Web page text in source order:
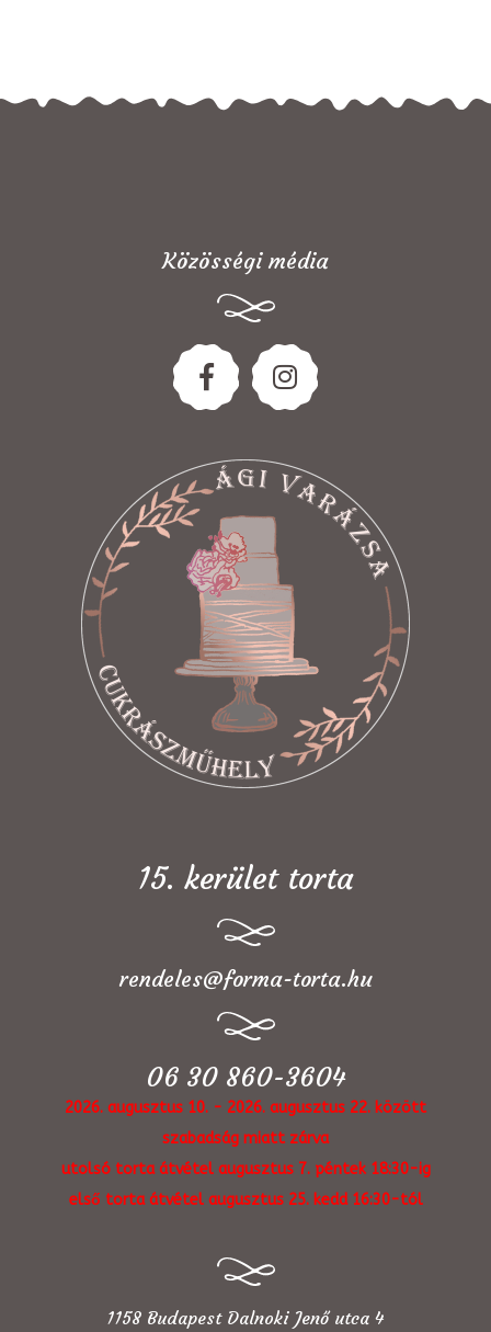
Közösségi média
15. kerület torta
rendeles@forma-torta.hu
06 30 860-3604
2026. augusztus 10. - 2026. augusztus 22. között
szabadság miatt zárva
utolsó torta átvétel augusztus 7. péntek 18:30-ig
első torta átvétel augusztus 25. kedd 16:30-tól
1158 Budapest Dalnoki Jenő utca 4